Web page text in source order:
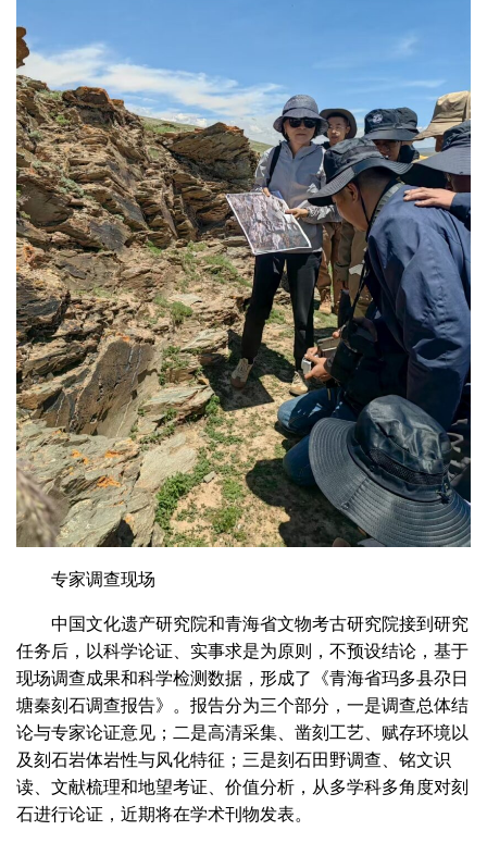
专家调查现场
中国文化遗产研究院和青海省文物考古研究院接到研究
任务后，以科学论证、实事求是为原则，不预设结论，基于
现场调查成果和科学检测数据，形成了《青海省玛多县尕日
塘秦刻石调查报告》。报告分为三个部分，一是调查总体结
论与专家论证意见；二是高清采集、凿刻工艺、赋存环境以
及刻石岩体岩性与风化特征；三是刻石田野调查、铭文识
读、文献梳理和地望考证、价值分析，从多学科多角度对刻
石进行论证，近期将在学术刊物发表。